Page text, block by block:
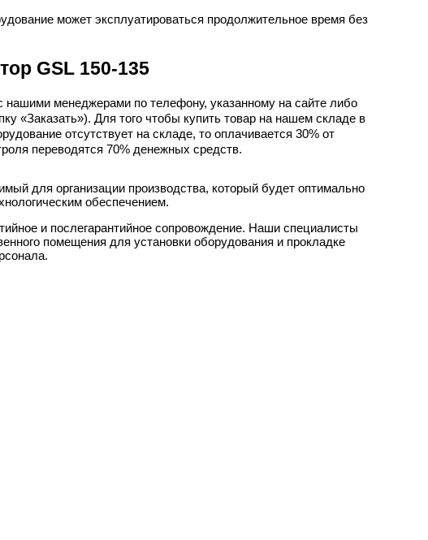
может эксплуатироваться продолжительное время без
GSL 150-135
нашими менеджерами по телефону, указанному на сайте либо
«Заказать»). Для того чтобы купить товар на нашем складе в
отсутствует на складе, то оплачивается 30% от
переводятся 70% денежных средств.
для организации производства, который будет оптимально
обеспечением.
и послегарантийное сопровождение. Наши специалисты
помещения для установки оборудования и прокладке